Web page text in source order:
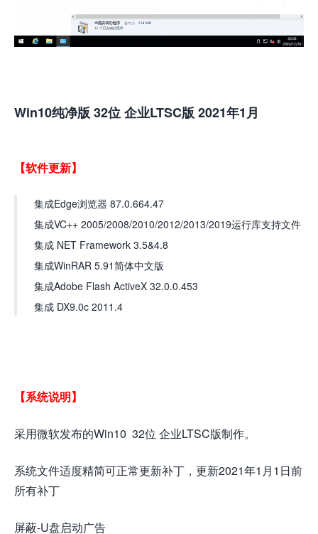
Win10纯净版 32位 企业LTSC版 2021年1月
【软件更新】
集成Edge浏览器 87.0.664.47
集成VC++ 2005/2008/2010/2012/2013/2019运行库支持文件
集成 NET Framework 3.5&4.8
集成WinRAR 5.91简体中文版
集成Adobe Flash ActiveX 32.0.0.453
集成 DX9.0c 2011.4
【系统说明】
采用微软发布的Win10 32位 企业LTSC版制作。
系统文件适度精简可正常更新补丁，更新2021年1月1日前
所有补丁
屏蔽-U盘启动广告